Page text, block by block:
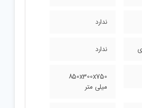
ندارد
ندارد
850x300x750
میلی متر